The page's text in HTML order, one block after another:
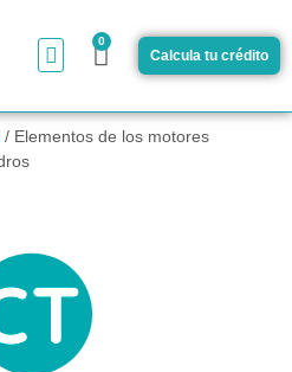
0
Calcula tu crédito
/ Elementos de los motores